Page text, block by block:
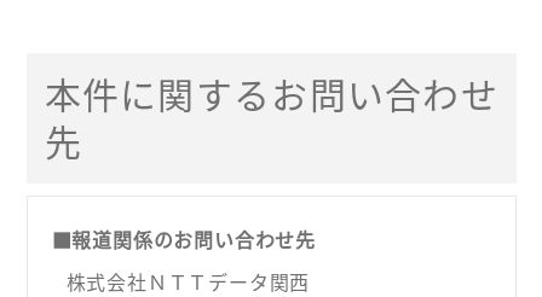
本件に関するお問い合わせ
先
■報道関係のお問い合わせ先
株式会社ＮＴＴデータ関西